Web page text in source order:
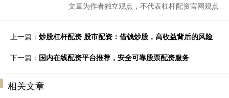
文章为作者独立观点，不代表杠杆配资官网观点
上一篇： 炒股杠杆配资 股市配资：借钱炒股，高收益背后的风险
下一篇： 国内在线配资平台推荐，安全可靠股票配资服务
相关文章